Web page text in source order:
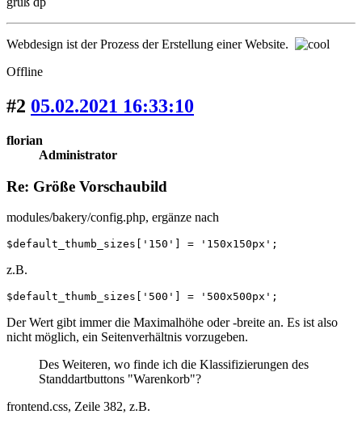
Webdesign ist der Prozess der Erstellung einer Website.
Offline
#2 05.02.2021 16:33:10
florian
Administrator
Re: Größe Vorschaubild
modules/bakery/config.php, ergänze nach
$default_thumb_sizes['150'] = '150x150px';
z.B.
$default_thumb_sizes['500'] = '500x500px';
Der Wert gibt immer die Maximalhöhe oder -breite an. Es ist also
nicht möglich, ein Seitenverhältnis vorzugeben.
Des Weiteren, wo finde ich die Klassifizierungen des
Standdartbuttons "Warenkorb"?
frontend.css, Zeile 382, z.B.